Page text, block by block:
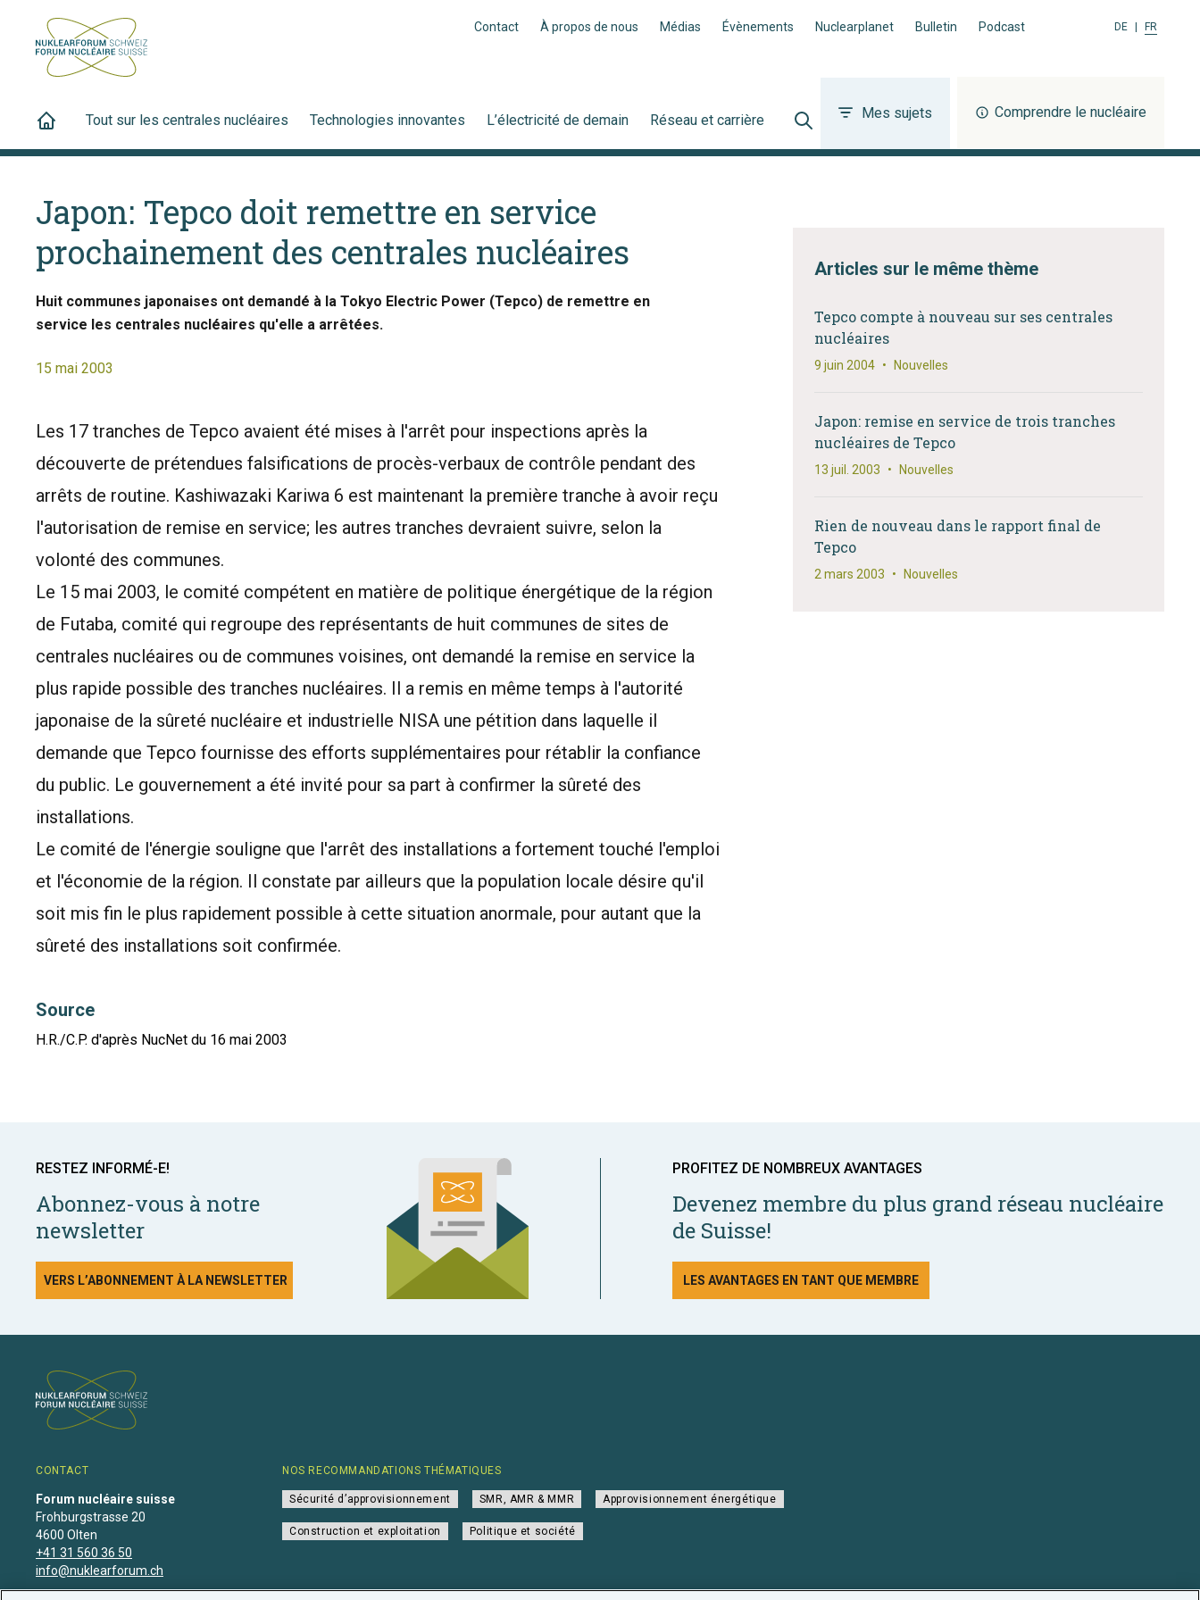
Contact À propos de nous Médias Évènements Nuclearplanet Bulletin Podcast DE FR
Tout sur les centrales nucléaires Technologies innovantes L’électricité de demain Réseau et carrière Mes sujets Comprendre le nucléaire
Japon: Tepco doit remettre en service
prochainement des centrales nucléaires
Huit communes japonaises ont demandé à la Tokyo Electric Power (Tepco) de remettre en
service les centrales nucléaires qu'elle a arrêtées.
15 mai 2003
Les 17 tranches de Tepco avaient été mises à l'arrêt pour inspections après la
découverte de prétendues falsifications de procès-verbaux de contrôle pendant des
arrêts de routine. Kashiwazaki Kariwa 6 est maintenant la première tranche à avoir reçu
l'autorisation de remise en service; les autres tranches devraient suivre, selon la
volonté des communes.
Le 15 mai 2003, le comité compétent en matière de politique énergétique de la région
de Futaba, comité qui regroupe des représentants de huit communes de sites de
centrales nucléaires ou de communes voisines, ont demandé la remise en service la
plus rapide possible des tranches nucléaires. Il a remis en même temps à l'autorité
japonaise de la sûreté nucléaire et industrielle NISA une pétition dans laquelle il
demande que Tepco fournisse des efforts supplémentaires pour rétablir la confiance
du public. Le gouvernement a été invité pour sa part à confirmer la sûreté des
installations.
Le comité de l'énergie souligne que l'arrêt des installations a fortement touché l'emploi
et l'économie de la région. Il constate par ailleurs que la population locale désire qu'il
soit mis fin le plus rapidement possible à cette situation anormale, pour autant que la
sûreté des installations soit confirmée.
Source
H.R./C.P. d'après NucNet du 16 mai 2003
Articles sur le même thème
Tepco compte à nouveau sur ses centrales
nucléaires
9 juin 2004 • Nouvelles
Japon: remise en service de trois tranches
nucléaires de Tepco
13 juil. 2003 • Nouvelles
Rien de nouveau dans le rapport final de
Tepco
2 mars 2003 • Nouvelles
RESTEZ INFORMÉ-E!
Abonnez-vous à notre
newsletter
VERS L’ABONNEMENT À LA NEWSLETTER
PROFITEZ DE NOMBREUX AVANTAGES
Devenez membre du plus grand réseau nucléaire
de Suisse!
LES AVANTAGES EN TANT QUE MEMBRE
CONTACT
Forum nucléaire suisse
Frohburgstrasse 20
4600 Olten
+41 31 560 36 50
info@nuklearforum.ch
NOS RECOMMANDATIONS THÉMATIQUES
Sécurité d’approvisionnement SMR, AMR & MMR Approvisionnement énergétique
Construction et exploitation Politique et société